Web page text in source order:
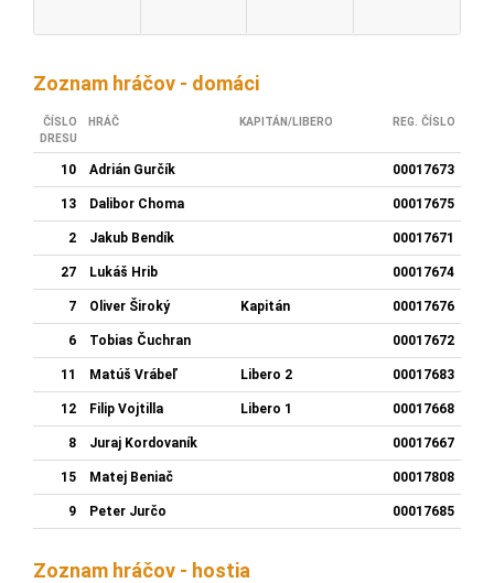
Zoznam hráčov - domáci
ČÍSLO
DRESU
HRÁČ KAPITÁN/LIBERO REG. ČÍSLO
10 Adrián Gurčík 00017673
13 Dalibor Choma 00017675
2 Jakub Bendík 00017671
27 Lukáš Hrib 00017674
7 Oliver Široký Kapitán 00017676
6 Tobias Čuchran 00017672
11 Matúš Vrábeľ Libero 2 00017683
12 Filip Vojtilla Libero 1 00017668
8 Juraj Kordovaník 00017667
15 Matej Beniač 00017808
9 Peter Jurčo 00017685
Zoznam hráčov - hostia